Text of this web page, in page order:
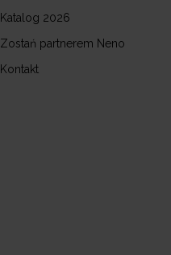
Katalog 2026
Zostań partnerem Neno
Kontakt